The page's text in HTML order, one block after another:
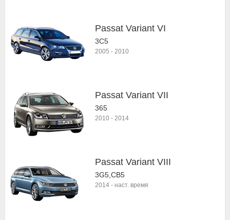
Passat Variant VI
3C5
2005 - 2010
Passat Variant VII
365
2010 - 2014
Passat Variant VIII
3G5,CB5
2014 - наст. время